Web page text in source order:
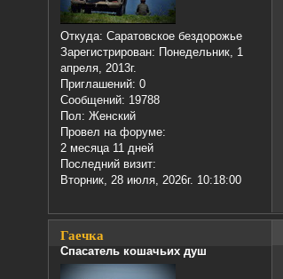
Откуда: Саратовское бездорожье
Зарегистрирован: Понедельник, 1
апреля, 2013г.
Приглашений: 0
Сообщений: 19788
Пол: Женский
Провел на форуме:
2 месяца 11 дней
Последний визит:
Вторник, 28 июля, 2026г. 10:18:00
Гаечка
Спасатель кошачьих душ